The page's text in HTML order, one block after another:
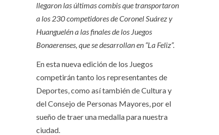
llegaron las últimas combis que transportaron
a los 230 competidores de Coronel Suárez y
Huanguelén a las finales de los Juegos
Bonaerenses, que se desarrollan en “La Feliz”.
En esta nueva edición de los Juegos
competirán tanto los representantes de
Deportes, como así también de Cultura y
del Consejo de Personas Mayores, por el
sueño de traer una medalla para nuestra
ciudad.